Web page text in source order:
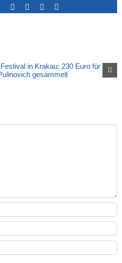
LinkedIn
TumblrPinterest